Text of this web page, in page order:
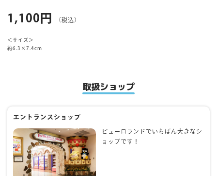
1,100円 （税込）
＜サイズ＞
約6.3×7.4cm
取扱ショップ
エントランスショップ
ピューロランドでいちばん大きなシ
ョップです！